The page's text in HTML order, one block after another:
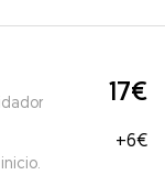
17€
+6€